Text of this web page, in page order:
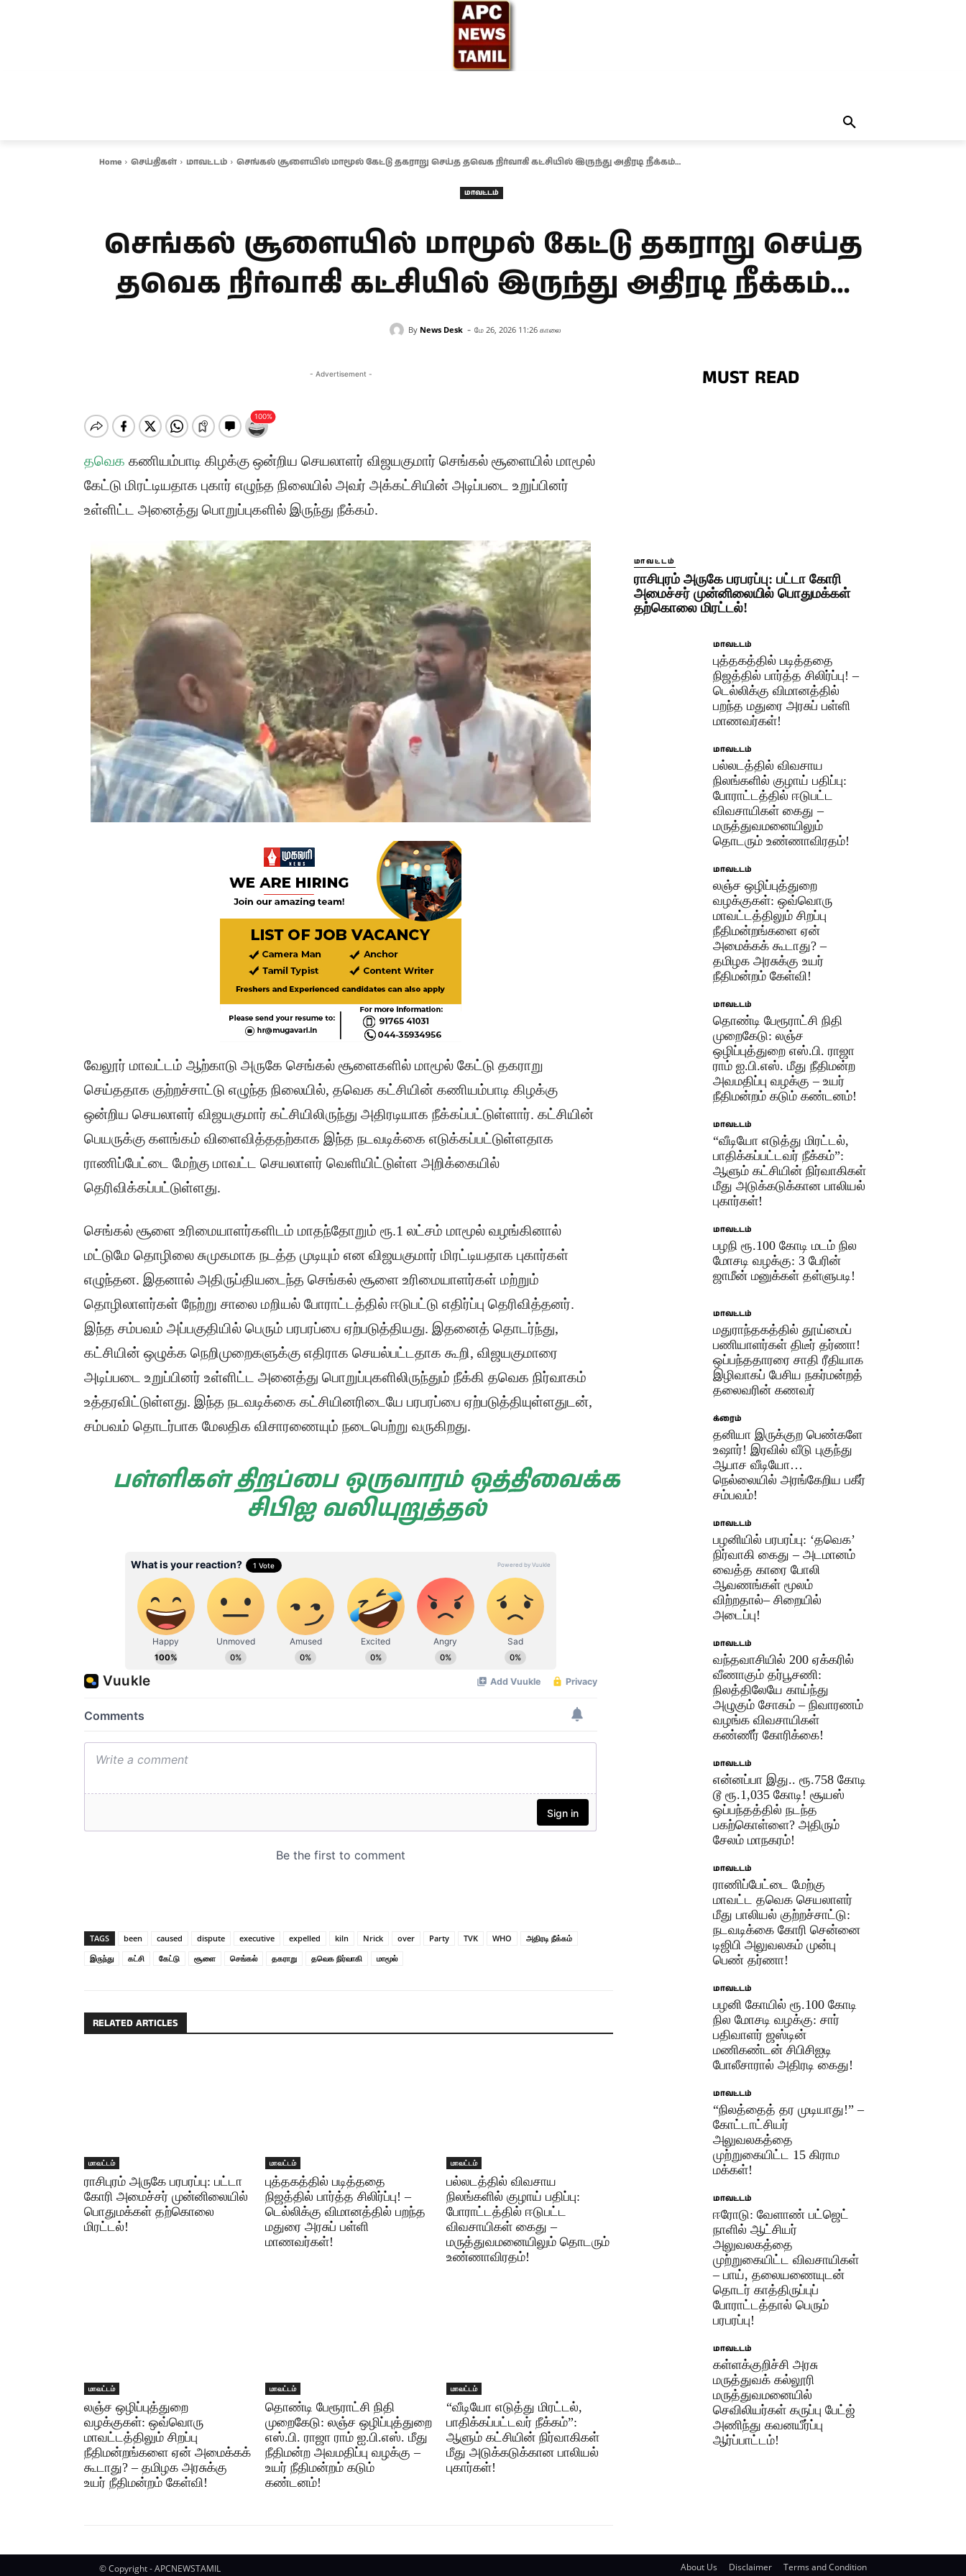
Home செய்திகள் மாவட்டம் செங்கல் சூளையில் மாமூல் கேட்டு தகராறு செய்த தவெக நிர்வாகி கட்சியில் இருந்து அதிரடி நீக்கம்…
மாவட்டம்
செங்கல் சூளையில் மாமூல் கேட்டு தகராறு செய்த
தவெக நிர்வாகி கட்சியில் இருந்து அதிரடி நீக்கம்…
By News Desk - மே 26, 2026 11:26 காலை
- Advertisement -
தவெக கணியம்பாடி கிழக்கு ஒன்றிய செயலாளர் விஜயகுமார் செங்கல் சூளையில் மாமூல்
கேட்டு மிரட்டியதாக புகார் எழுந்த நிலையில் அவர் அக்கட்சியின் அடிப்படை உறுப்பினர்
உள்ளிட்ட அனைத்து பொறுப்புகளில் இருந்து நீக்கம்.
வேலூர் மாவட்டம் ஆற்காடு அருகே செங்கல் சூளைகளில் மாமூல் கேட்டு தகராறு
செய்ததாக குற்றச்சாட்டு எழுந்த நிலையில், தவெக கட்சியின் கணியம்பாடி கிழக்கு
ஒன்றிய செயலாளர் விஜயகுமார் கட்சியிலிருந்து அதிரடியாக நீக்கப்பட்டுள்ளார். கட்சியின்
பெயருக்கு களங்கம் விளைவித்ததற்காக இந்த நடவடிக்கை எடுக்கப்பட்டுள்ளதாக
ராணிப்பேட்டை மேற்கு மாவட்ட செயலாளர் வெளியிட்டுள்ள அறிக்கையில்
தெரிவிக்கப்பட்டுள்ளது.
செங்கல் சூளை உரிமையாளர்களிடம் மாதந்தோறும் ரூ.1 லட்சம் மாமூல் வழங்கினால்
மட்டுமே தொழிலை சுமுகமாக நடத்த முடியும் என விஜயகுமார் மிரட்டியதாக புகார்கள்
எழுந்தன. இதனால் அதிருப்தியடைந்த செங்கல் சூளை உரிமையாளர்கள் மற்றும்
தொழிலாளர்கள் நேற்று சாலை மறியல் போராட்டத்தில் ஈடுபட்டு எதிர்ப்பு தெரிவித்தனர்.
இந்த சம்பவம் அப்பகுதியில் பெரும் பரபரப்பை ஏற்படுத்தியது. இதனைத் தொடர்ந்து,
கட்சியின் ஒழுக்க நெறிமுறைகளுக்கு எதிராக செயல்பட்டதாக கூறி, விஜயகுமாரை
அடிப்படை உறுப்பினர் உள்ளிட்ட அனைத்து பொறுப்புகளிலிருந்தும் நீக்கி தவெக நிர்வாகம்
உத்தரவிட்டுள்ளது. இந்த நடவடிக்கை கட்சியினரிடையே பரபரப்பை ஏற்படுத்தியுள்ளதுடன்,
சம்பவம் தொடர்பாக மேலதிக விசாரணையும் நடைபெற்று வருகிறது.
பள்ளிகள் திறப்பை ஒருவாரம் ஒத்திவைக்க
சிபிஐ வலியுறுத்தல்
TAGS been caused dispute executive expelled kiln Nrick over Party TVK WHO
அதிரடி நீக்கம்
இருந்து
கட்சி கேட்டு சூளை செங்கல் தகராறு தவெக நிர்வாகி மாமூல்
RELATED ARTICLES
மாவட்டம்
ராசிபுரம் அருகே பரபரப்பு: பட்டா
கோரி அமைச்சர் முன்னிலையில்
பொதுமக்கள் தற்கொலை
மிரட்டல்!
மாவட்டம்
புத்தகத்தில் படித்ததை
நிஜத்தில் பார்த்த சிலிர்ப்பு! –
டெல்லிக்கு விமானத்தில் பறந்த
மதுரை அரசுப் பள்ளி
மாணவர்கள்!
மாவட்டம்
பல்லடத்தில் விவசாய
நிலங்களில் குழாய் பதிப்பு:
போராட்டத்தில் ஈடுபட்ட
விவசாயிகள் கைது –
மருத்துவமனையிலும் தொடரும்
உண்ணாவிரதம்!
மாவட்டம்
லஞ்ச ஒழிப்புத்துறை
வழக்குகள்: ஒவ்வொரு
மாவட்டத்திலும் சிறப்பு
நீதிமன்றங்களை ஏன் அமைக்கக்
கூடாது? – தமிழக அரசுக்கு
உயர் நீதிமன்றம் கேள்வி!
மாவட்டம்
தொண்டி பேரூராட்சி நிதி
முறைகேடு: லஞ்ச ஒழிப்புத்துறை
எஸ்.பி. ராஜா ராம் ஐ.பி.எஸ். மீது
நீதிமன்ற அவமதிப்பு வழக்கு –
உயர் நீதிமன்றம் கடும்
கண்டனம்!
மாவட்டம்
“வீடியோ எடுத்து மிரட்டல்,
பாதிக்கப்பட்டவர் நீக்கம்”:
ஆளும் கட்சியின் நிர்வாகிகள்
மீது அடுக்கடுக்கான பாலியல்
புகார்கள்!
MUST READ
மாவட்டம்
ராசிபுரம் அருகே பரபரப்பு: பட்டா கோரி
அமைச்சர் முன்னிலையில் பொதுமக்கள்
தற்கொலை மிரட்டல்!
மாவட்டம்
புத்தகத்தில் படித்ததை
நிஜத்தில் பார்த்த சிலிர்ப்பு! –
டெல்லிக்கு விமானத்தில்
பறந்த மதுரை அரசுப் பள்ளி
மாணவர்கள்!
மாவட்டம்
பல்லடத்தில் விவசாய
நிலங்களில் குழாய் பதிப்பு:
போராட்டத்தில் ஈடுபட்ட
விவசாயிகள் கைது –
மருத்துவமனையிலும்
தொடரும் உண்ணாவிரதம்!
மாவட்டம்
லஞ்ச ஒழிப்புத்துறை
வழக்குகள்: ஒவ்வொரு
மாவட்டத்திலும் சிறப்பு
நீதிமன்றங்களை ஏன்
அமைக்கக் கூடாது? –
தமிழக அரசுக்கு உயர்
நீதிமன்றம் கேள்வி!
மாவட்டம்
தொண்டி பேரூராட்சி நிதி
முறைகேடு: லஞ்ச
ஒழிப்புத்துறை எஸ்.பி. ராஜா
ராம் ஐ.பி.எஸ். மீது நீதிமன்ற
அவமதிப்பு வழக்கு – உயர்
நீதிமன்றம் கடும் கண்டனம்!
மாவட்டம்
“வீடியோ எடுத்து மிரட்டல்,
பாதிக்கப்பட்டவர் நீக்கம்”:
ஆளும் கட்சியின் நிர்வாகிகள்
மீது அடுக்கடுக்கான பாலியல்
புகார்கள்!
மாவட்டம்
பழநி ரூ.100 கோடி மடம் நில
மோசடி வழக்கு: 3 பேரின்
ஜாமீன் மனுக்கள் தள்ளுபடி!
மாவட்டம்
மதுராந்தகத்தில் தூய்மைப்
பணியாளர்கள் திடீர் தர்ணா!
ஒப்பந்ததாரரை சாதி ரீதியாக
இழிவாகப் பேசிய நகர்மன்றத்
தலைவரின் கணவர்
க்ரைம்
தனியா இருக்குற பெண்களே
உஷார்! இரவில் வீடு புகுந்து
ஆபாச வீடியோ…
நெல்லையில் அரங்கேறிய பகீர்
சம்பவம்!
மாவட்டம்
பழனியில் பரபரப்பு: ‘தவெக’
நிர்வாகி கைது – அடமானம்
வைத்த காரை போலி
ஆவணங்கள் மூலம்
விற்றதால்– சிறையில்
அடைப்பு!
மாவட்டம்
வந்தவாசியில் 200 ஏக்கரில்
வீணாகும் தர்பூசணி:
நிலத்திலேயே காய்ந்து
அழுகும் சோகம் – நிவாரணம்
வழங்க விவசாயிகள்
கண்ணீர் கோரிக்கை!
மாவட்டம்
என்னப்பா இது.. ரூ.758 கோடி
டூ ரூ.1,035 கோடி! சூயஸ்
ஒப்பந்தத்தில் நடந்த
பகற்கொள்ளை? அதிரும்
சேலம் மாநகரம்!
மாவட்டம்
ராணிப்பேட்டை மேற்கு
மாவட்ட தவெக செயலாளர்
மீது பாலியல் குற்றச்சாட்டு:
நடவடிக்கை கோரி சென்னை
டிஜிபி அலுவலகம் முன்பு
பெண் தர்ணா!
மாவட்டம்
பழனி கோயில் ரூ.100 கோடி
நில மோசடி வழக்கு: சார்
பதிவாளர் ஜஸ்டின்
மணிகண்டன் சிபிசிஐடி
போலீசாரால் அதிரடி கைது!
மாவட்டம்
“நிலத்தைத் தர முடியாது!” –
கோட்டாட்சியர்
அலுவலகத்தை
முற்றுகையிட்ட 15 கிராம
மக்கள்!
மாவட்டம்
ஈரோடு: வேளாண் பட்ஜெட்
நாளில் ஆட்சியர்
அலுவலகத்தை
முற்றுகையிட்ட விவசாயிகள்
– பாய், தலையணையுடன்
தொடர் காத்திருப்புப்
போராட்டத்தால் பெரும்
பரபரப்பு!
மாவட்டம்
கள்ளக்குறிச்சி அரசு
மருத்துவக் கல்லூரி
மருத்துவமனையில்
செவிலியர்கள் கருப்பு பேட்ஜ்
அணிந்து கவனயீர்ப்பு
ஆர்ப்பாட்டம்!
© Copyright - APCNEWSTAMIL About Us Disclaimer Terms and Condition